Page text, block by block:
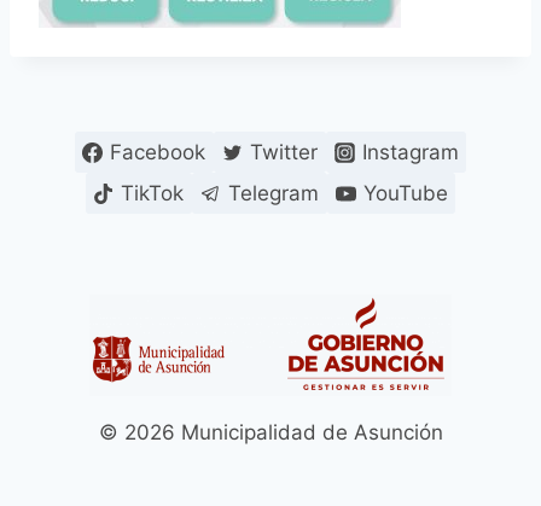
Facebook Twitter
Instagram
TikTok
Telegram YouTube
© 2026 Municipalidad de Asunción